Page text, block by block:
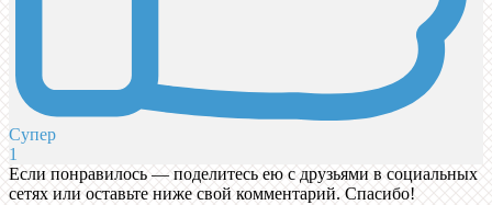
Супер
1
Если понравилось — поделитесь ею с друзьями в социальных
сетях или оставьте ниже свой комментарий. Спасибо!